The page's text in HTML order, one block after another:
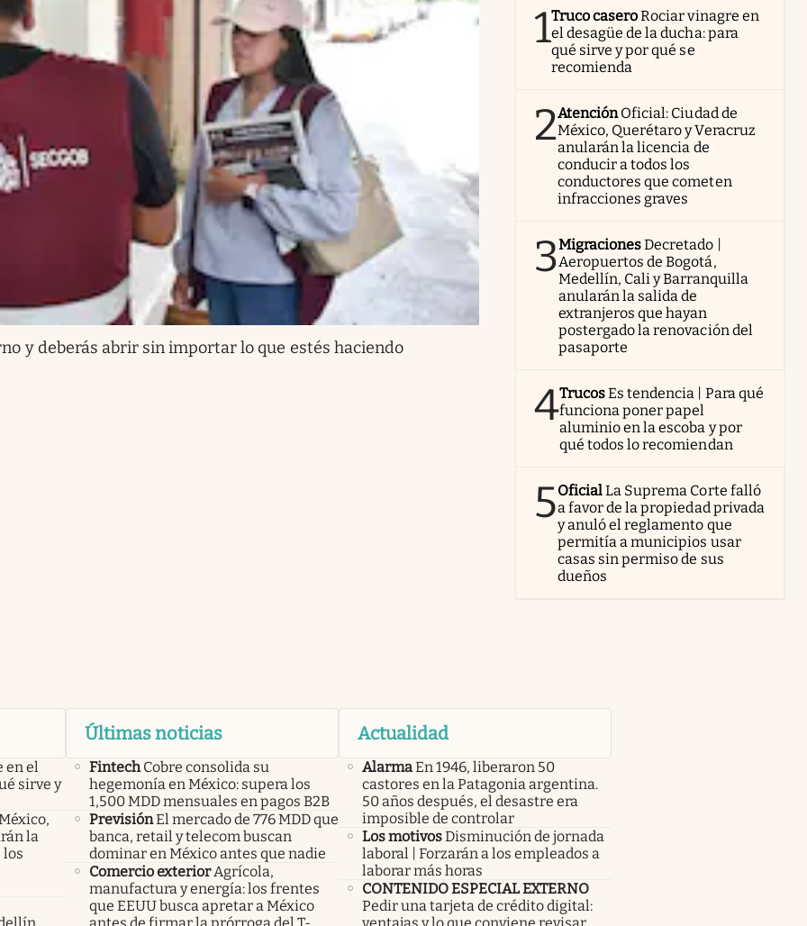
y deberás abrir sin importar lo que estés haciendo
1Truco caseroRociar vinagre en
el desagüe de la ducha: para
qué sirve y por qué se
recomienda
2AtenciónOficial: Ciudad de
México, Querétaro y Veracruz
anularán la licencia de
conducir a todos los
conductores que cometen
infracciones graves
3MigracionesDecretado |
Aeropuertos de Bogotá,
Medellín, Cali y Barranquilla
anularán la salida de
extranjeros que hayan
postergado la renovación del
pasaporte
4TrucosEs tendencia | Para qué
funciona poner papel
aluminio en la escoba y por
qué todos lo recomiendan
5OficialLa Suprema Corte falló
a favor de la propiedad privada
y anuló el reglamento que
permitía a municipios usar
casas sin permiso de sus
dueños
en el
sirve y
la
los
Últimas noticias
Fintech Cobre consolida su
hegemonía en México: supera los
1,500 MDD mensuales en pagos B2B
PrevisiónEl mercado de 776 MDD que
banca, retail y telecom buscan
dominar en México antes que nadie
Comercio exterior Agrícola,
manufactura y energía: los frentes
que EEUU busca apretar a México
Actualidad
AlarmaEn 1946, liberaron 50
castores en la Patagonia argentina.
50 años después, el desastre era
imposible de controlar
Los motivosDisminución de jornada
laboral | Forzarán a los empleados a
laborar más horas
CONTENIDO ESPECIAL EXTERNO
Pedir una tarjeta de crédito digital: